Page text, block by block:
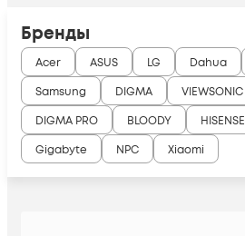
Бренды
Acer ASUS LG Dahua
Samsung
DIGMA VIEWSONIC
DIGMA PRO
BLOODY HISENSE
Gigabyte
NPC Xiaomi